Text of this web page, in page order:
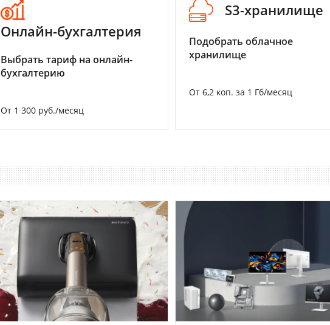
Онлайн-бухгалтерия
Выбрать тариф на онлайн-
бухгалтерию
От 1 300 руб./месяц
S3-хранилище
Подобрать облачное
хранилище
От 6,2 коп. за 1 Гб/месяц